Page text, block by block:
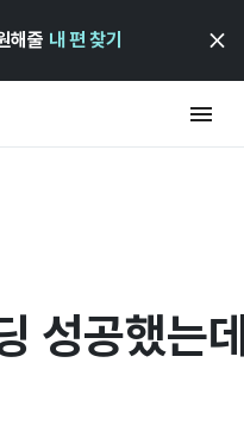
해줄 내 편 찾기
성공했는